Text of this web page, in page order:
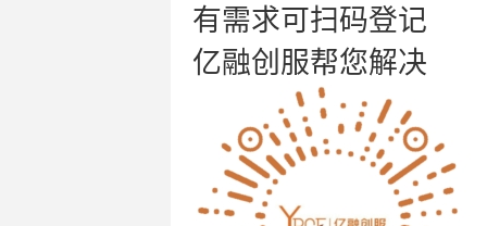
有需求可扫码登记
亿融创服帮您解决